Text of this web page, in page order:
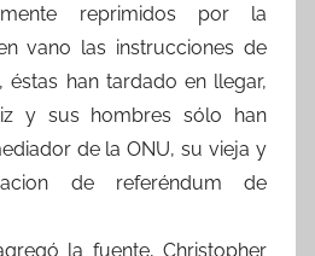
reprimidos por la
vano las instrucciones de
éstas han tardado en llegar,
y sus hombres sólo han
de la ONU, su vieja y
de referéndum de
la fuente, Christopher